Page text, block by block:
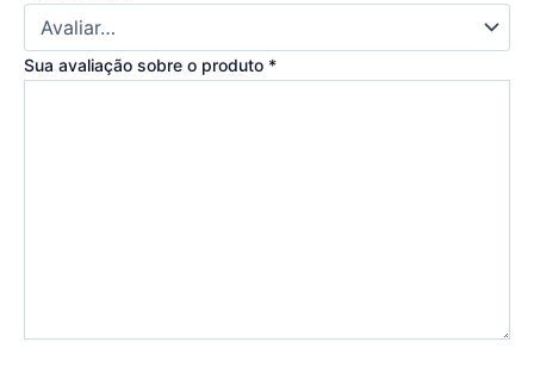
Sua avaliação sobre o produto *